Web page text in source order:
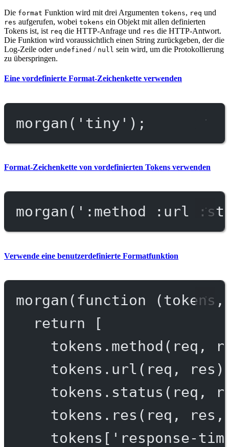
Die format Funktion wird mit drei Argumenten tokens, req und
res aufgerufen, wobei tokens ein Objekt mit allen definierten
Tokens ist, ist req die HTTP-Anfrage und res die HTTP-Antwort.
Die Funktion wird voraussichtlich einen String zurückgeben, der die
Log-Zeile oder undefined / null sein wird, um die Protokollierung
zu überspringen.
Eine vordefinierte Format-Zeichenkette verwenden
morgan ( 'tiny' );
Format-Zeichenkette von vordefinierten Tokens verwenden
morgan ( ':method :url
Verwende eine benutzerdefinierte Formatfunktion
morgan ( function (tokens
return [
tokens. method (req,
tokens. url (req,
tokens. status (req,
tokens. res (req,
tokens[ 'response-